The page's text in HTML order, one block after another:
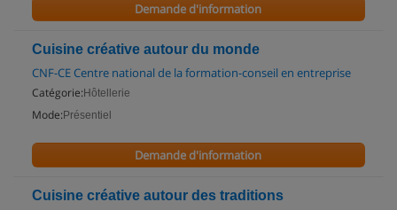
Demande d'information
Cuisine créative autour du monde
CNF-CE Centre national de la formation-conseil en entreprise
Catégorie: Hôtellerie
Mode: Présentiel
Demande d'information
Cuisine créative autour des traditions